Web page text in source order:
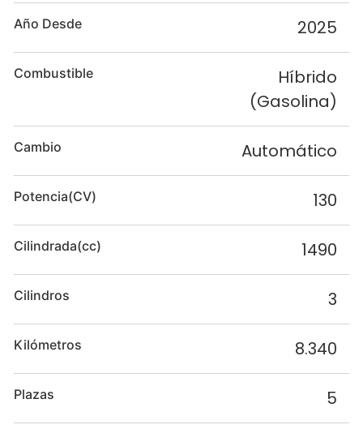
Año Desde 2025
Combustible
Híbrido
(Gasolina)
Cambio Automático
Potencia(CV) 130
Cilindrada(cc) 1490
Cilindros 3
Kilómetros 8.340
Plazas 5